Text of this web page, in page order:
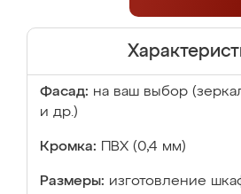
Фасад: на ваш выбор
и др.)
Кромка: ПВХ (0,4 мм)
Размеры: изготовление